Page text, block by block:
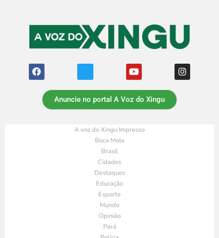
Anuncie no portal A Voz do Xingu
A voz do Xingu Impresso
Boca Mole
Brasil
Cidades
Destaques
Educação
Esporte
Mundo
Opinião
Pará